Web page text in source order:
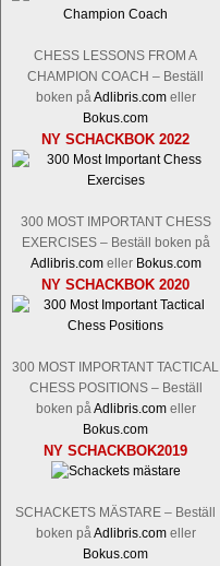
CHESS LESSONS FROM A
CHAMPION COACH – Beställ
boken påAdlibris.comeller
Bokus.com
NY SCHACKBOK 2022
300 MOST IMPORTANT CHESS
EXERCISES – Beställ boken på
Adlibris.comeller Bokus.com
NY SCHACKBOK 2020
300 MOST IMPORTANT TACTICAL
CHESS POSITIONS – Beställ
boken påAdlibris.comeller
Bokus.com
NY SCHACKBOK2019
SCHACKETS MÄSTARE – Beställ
boken påAdlibris.comeller
Bokus.com